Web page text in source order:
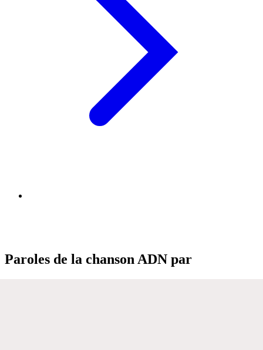
Paroles de la chanson ADN par